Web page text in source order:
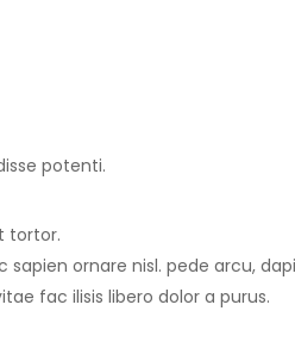
potenti.
tortor.
ornare nisl. pede arcu,
fac ilisis libero dolor a purus.